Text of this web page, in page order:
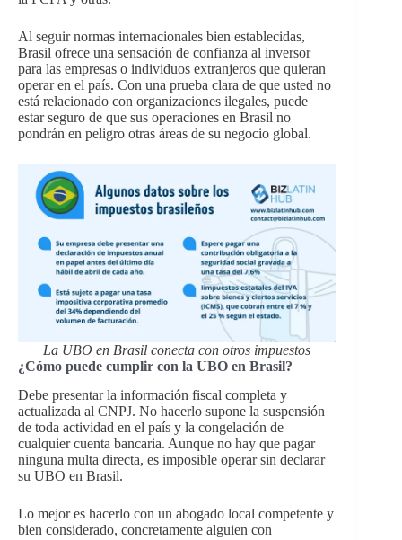
Al seguir normas internacionales bien establecidas,
Brasil ofrece una sensación de confianza al inversor
para las empresas o individuos extranjeros que quieran
operar en el país. Con una prueba clara de que usted no
está relacionado con organizaciones ilegales, puede
estar seguro de que sus operaciones en Brasil no
pondrán en peligro otras áreas de su negocio global.
La UBO en Brasil conecta con otros impuestos
¿Cómo puede cumplir con la UBO en Brasil?
Debe presentar la información fiscal completa y
actualizada al CNPJ. No hacerlo supone la suspensión
de toda actividad en el país y la congelación de
cualquier cuenta bancaria. Aunque no hay que pagar
ninguna multa directa, es imposible operar sin declarar
su UBO en Brasil.
Lo mejor es hacerlo con un abogado local competente y
bien considerado, concretamente alguien con